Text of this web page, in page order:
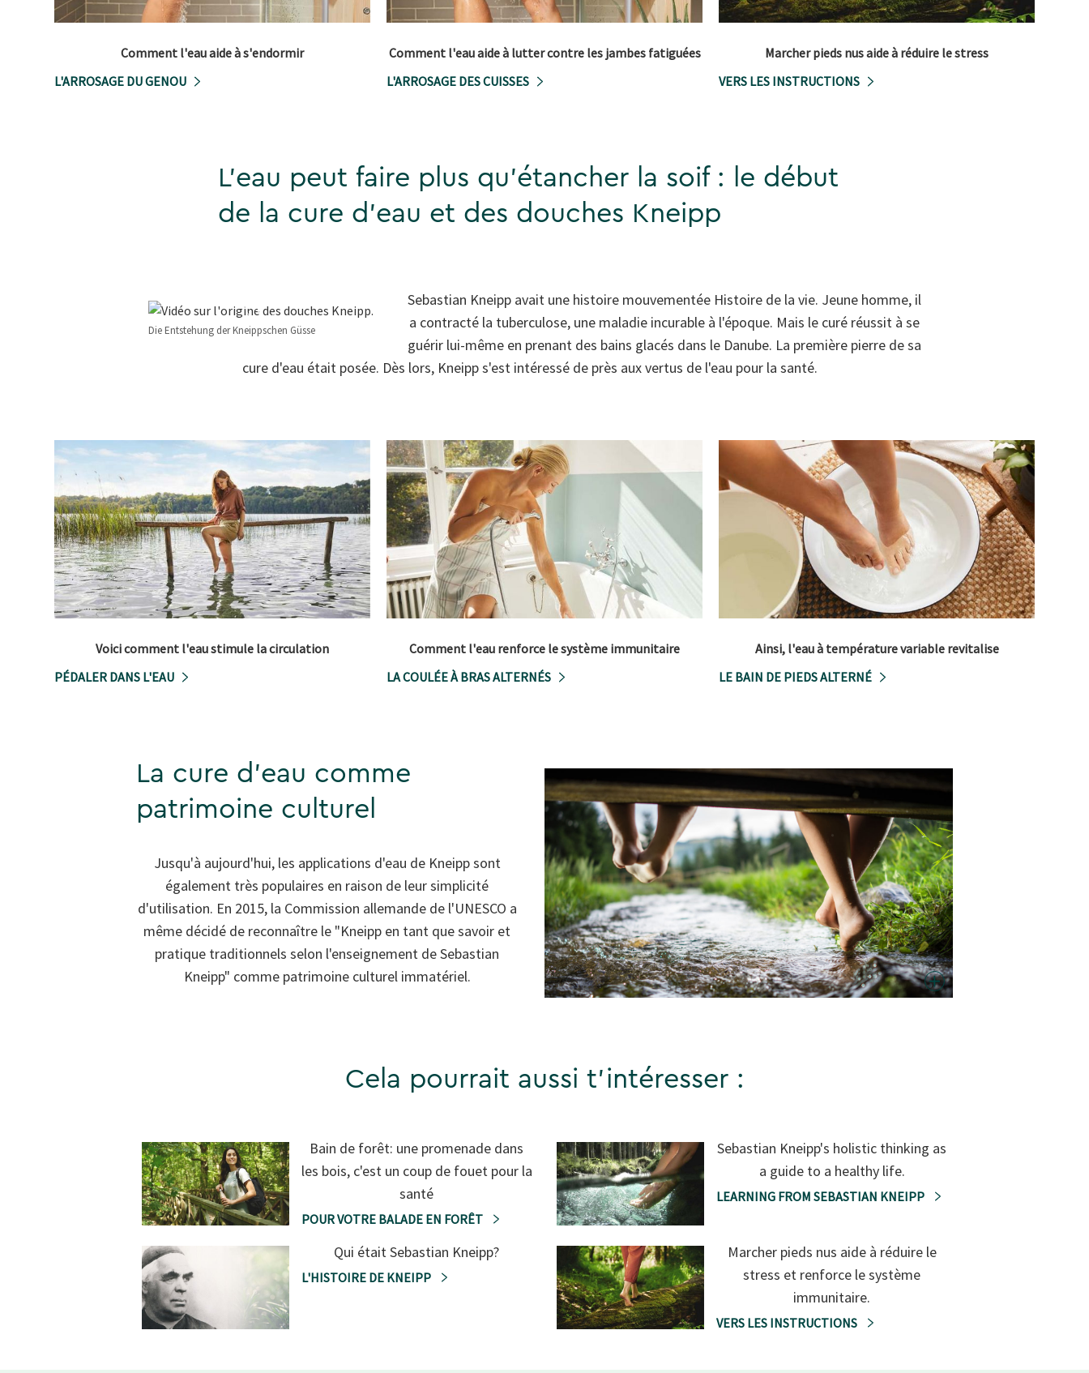
Comment l'eau aide à s'endormir
L'ARROSAGE DU GENOU
Comment l'eau aide à lutter contre les jambes fatiguées
L'ARROSAGE DES CUISSES
Marcher pieds nus aide à réduire le stress
VERS LES INSTRUCTIONS
L'eau peut faire plus qu'étancher la soif : le début
de la cure d'eau et des douches Kneipp
Die Entstehung der Kneippschen Güsse
Sebastian Kneipp avait une histoire mouvementée Histoire de la vie. Jeune homme, il
a contracté la tuberculose, une maladie incurable à l'époque. Mais le curé réussit à se
guérir lui-même en prenant des bains glacés dans le Danube. La première pierre de sa
cure d'eau était posée. Dès lors, Kneipp s'est intéressé de près aux vertus de l'eau pour la santé.
Voici comment l'eau stimule la circulation
PÉDALER DANS L'EAU
Comment l'eau renforce le système immunitaire
LA COULÉE À BRAS ALTERNÉS
Ainsi, l'eau à température variable revitalise
LE BAIN DE PIEDS ALTERNÉ
La cure d'eau comme
patrimoine culturel
Jusqu'à aujourd'hui, les applications d'eau de Kneipp sont
également très populaires en raison de leur simplicité
d'utilisation. En 2015, la Commission allemande de l'UNESCO a
même décidé de reconnaître le "Kneipp en tant que savoir et
pratique traditionnels selon l'enseignement de Sebastian
Kneipp" comme patrimoine culturel immatériel.
Cela pourrait aussi t'intéresser :
Bain de forêt: une promenade dans
les bois, c'est un coup de fouet pour la
santé
POUR VOTRE BALADE EN FORÊT
Sebastian Kneipp's holistic thinking as
a guide to a healthy life.
LEARNING FROM SEBASTIAN KNEIPP
Qui était Sebastian Kneipp?
L'HISTOIRE DE KNEIPP
Marcher pieds nus aide à réduire le
stress et renforce le système
immunitaire.
VERS LES INSTRUCTIONS